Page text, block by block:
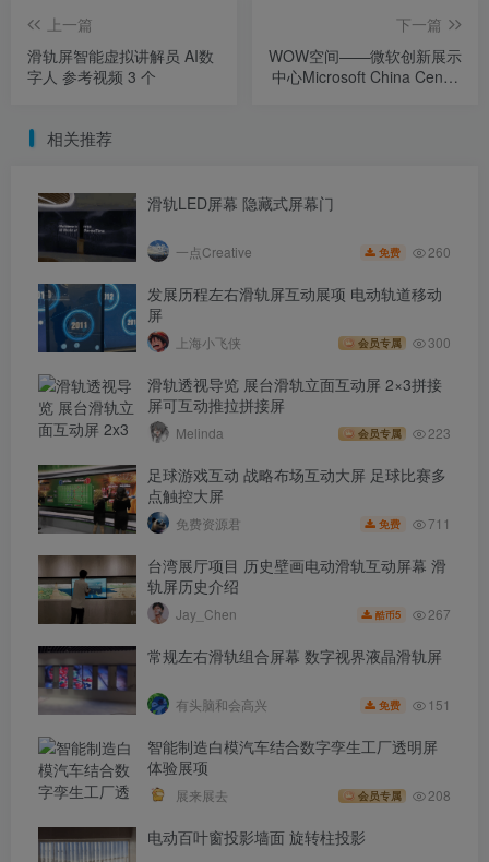
上一篇
滑轨屏智能虚拟讲解员 AI数
字人 参考视频 3 个
下一篇
WOW空间——微软创新展示
中心Microsoft China Center
相关推荐
滑轨LED屏幕 隐藏式屏幕门
一点Creative 免费 260
发展历程左右滑轨屏互动展项 电动轨道移动
屏
上海小飞侠 会员专属 300
滑轨透视导览 展台滑轨立面互动屏 2×3拼接
屏可互动推拉拼接屏
Melinda 会员专属 223
足球游戏互动 战略布场互动大屏 足球比赛多
点触控大屏
免费资源君 免费 711
台湾展厅项目 历史壁画电动滑轨互动屏幕 滑
轨屏历史介绍
Jay_Chen 酷币5 267
常规左右滑轨组合屏幕 数字视界液晶滑轨屏
有头脑和会高兴 免费 151
智能制造白模汽车结合数字孪生工厂透明屏
体验展项
展来展去 会员专属 208
电动百叶窗投影墙面 旋转柱投影